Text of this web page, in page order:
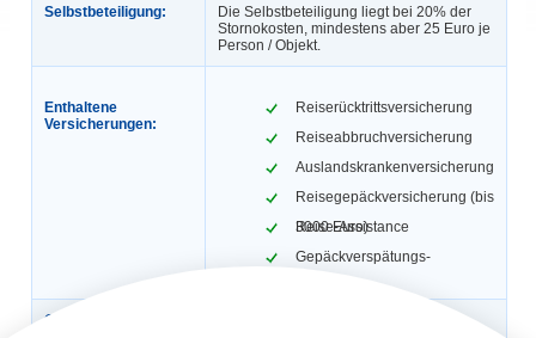
Selbstbeteiligung:
Die Selbstbeteiligung liegt bei 20% der
Stornokosten, mindestens aber 25 Euro je
Person / Objekt.
Enthaltene
Versicherungen:
Reiserücktrittsversicherung
Reiseabbruchversicherung
Auslandskrankenversicherung
Reisegepäckversicherung (bis
3000 Euro)
Reise-Assistance
Gepäckverspätungs-
Gültigkeit: